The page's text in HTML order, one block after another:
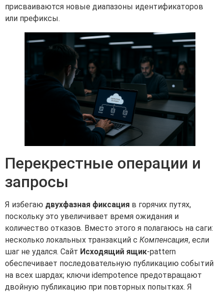
присваиваются новые диапазоны идентификаторов
или префиксы.
Перекрестные операции и
запросы
Я избегаю двухфазная фиксация в горячих путях,
поскольку это увеличивает время ожидания и
количество отказов. Вместо этого я полагаюсь на саги:
несколько локальных транзакций с Компенсация, если
шаг не удался. Сайт Исходящий ящик-pattern
обеспечивает последовательную публикацию событий
на всех шардах; ключи idempotence предотвращают
двойную публикацию при повторных попытках. Я